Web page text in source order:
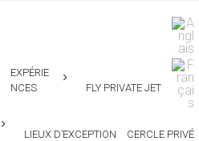
EXPÉRIE
NCES
FLY PRIVATE JET
LIEUX D’EXCEPTION CERCLE PRIVÉ